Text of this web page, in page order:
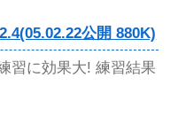
公開 880K)
習に効果大! 練習結果